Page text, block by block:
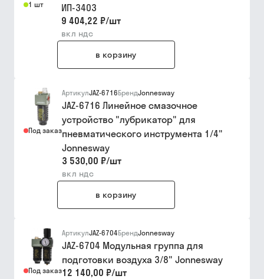
1 шт
ИП-3403
9 404,22 ₽/шт
вкл ндс
в корзину
Под заказ
АртикулJAZ-6716БрендJonnesway
JAZ-6716 Линейное смазочное
устройство "лубрикатор" для
пневматического инструмента 1/4"
Jonnesway
3 530,00 ₽/шт
вкл ндс
в корзину
Под заказ
АртикулJAZ-6704БрендJonnesway
JAZ-6704 Модульная группа для
подготовки воздуха 3/8" Jonnesway
12 140,00 ₽/шт